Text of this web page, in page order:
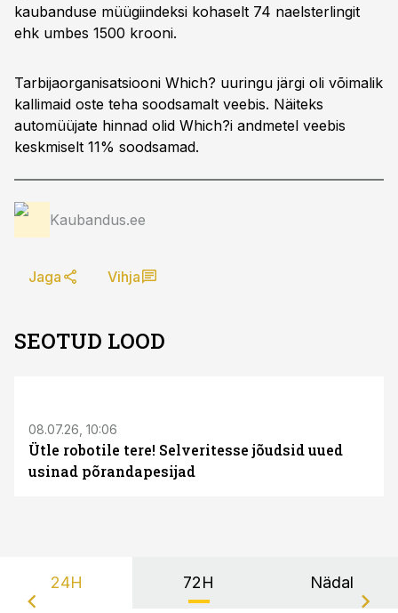
kaubanduse müügiindeksi kohaselt 74 naelsterlingit
ehk umbes 1500 krooni.
Tarbijaorganisatsiooni Which? uuringu järgi oli võimalik
kallimaid oste teha soodsamalt veebis. Näiteks
automüüjate hinnad olid Which?i andmetel veebis
keskmiselt 11% soodsamad.
Kaubandus.ee
Jaga Vihja
SEOTUD LOOD
08.07.26, 10:06
Ütle robotile tere! Selveritesse jõudsid uued
usinad põrandapesijad
24H 72H Nädal